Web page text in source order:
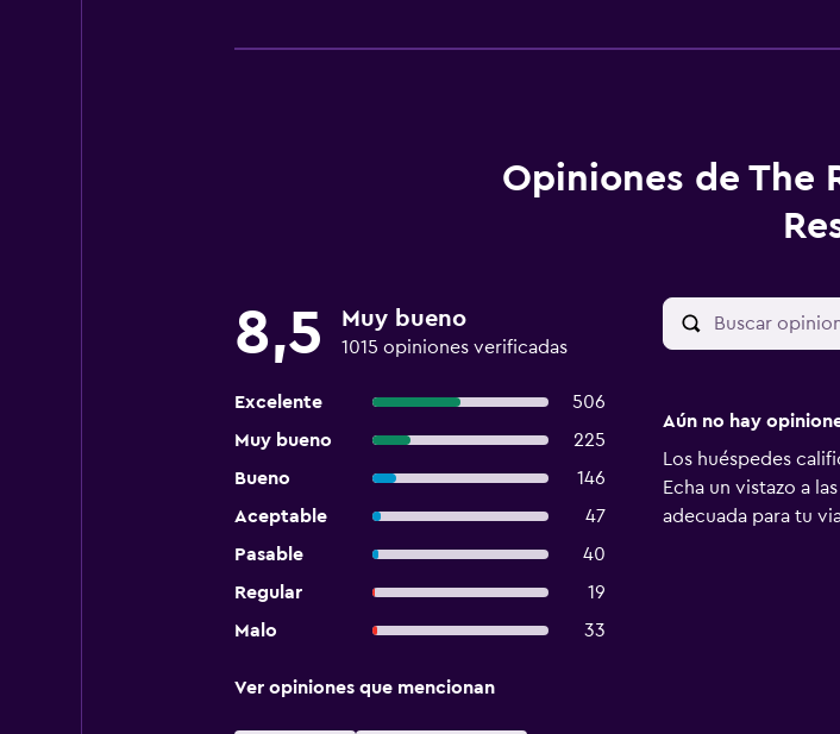
Opiniones de The
8,5 Muy bueno
1015 opiniones verificadas
Excelente
506
Muy bueno
225
Bueno
146
Aceptable
47
Pasable
40
Regular
19
Malo
33
Ver opiniones que mencionan
Aún no hay
Los huéspedes
Echa un vistazo a
adecuada para tu